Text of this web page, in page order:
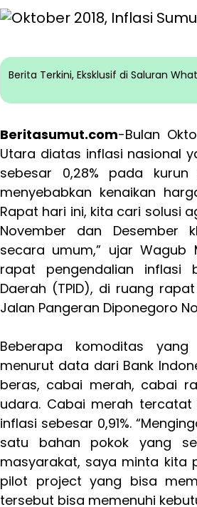
Berita Terkini, Eksklusif di Saluran
Beritasumut.com-Bulan
Utara diatas inflasi nasional
sebesar 0,28% pada
menyebabkan kenaikan
Rapat hari ini, kita cari solusi
November dan Desember
secara umum,” ujar Wagub
rapat pengendalian inflasi
Daerah (TPID), di ruang
Jalan Pangeran Diponegoro
Beberapa komoditas
menurut data dari Bank
beras, cabai merah, cabai
udara. Cabai merah
inflasi sebesar 0,91%.
satu bahan pokok yang
masyarakat, saya minta kita
pilot project yang bisa
tersebut bisa memenuhi